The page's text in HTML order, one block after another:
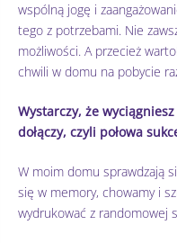
wspólną jogę i
tego z potrzebami. Nie
możliwości. A przecież
chwili w domu na pobycie
Wystarczy, że
dołączy, czyli połowa
W moim domu sprawdzają
się w memory, chowamy i
wydrukować z randomowej